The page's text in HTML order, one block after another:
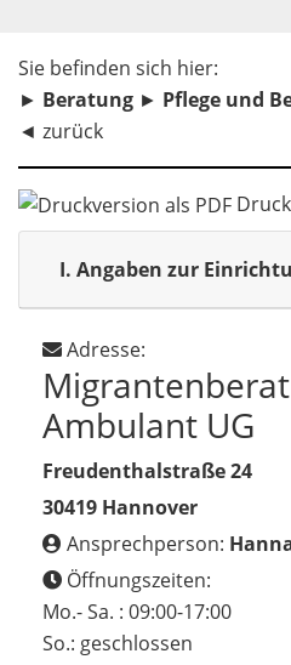
Sie befinden sich hier:
► Beratung ► Pflege und
◄ zurück
I. Angaben zur
Adresse:
Ambulant UG
Freudenthalstraße 24
30419 Hannover
Ansprechperson:
Öffnungszeiten:
Mo.- Sa. : 09:00-17:00
So.: geschlossen